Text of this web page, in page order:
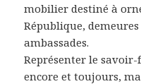
mobilier destiné à
République,
ambassades.
Représenter le
encore et toujours,